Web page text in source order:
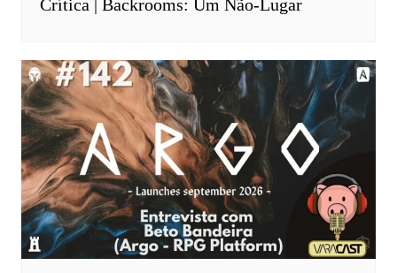
Crítica | Backrooms: Um Não-Lugar